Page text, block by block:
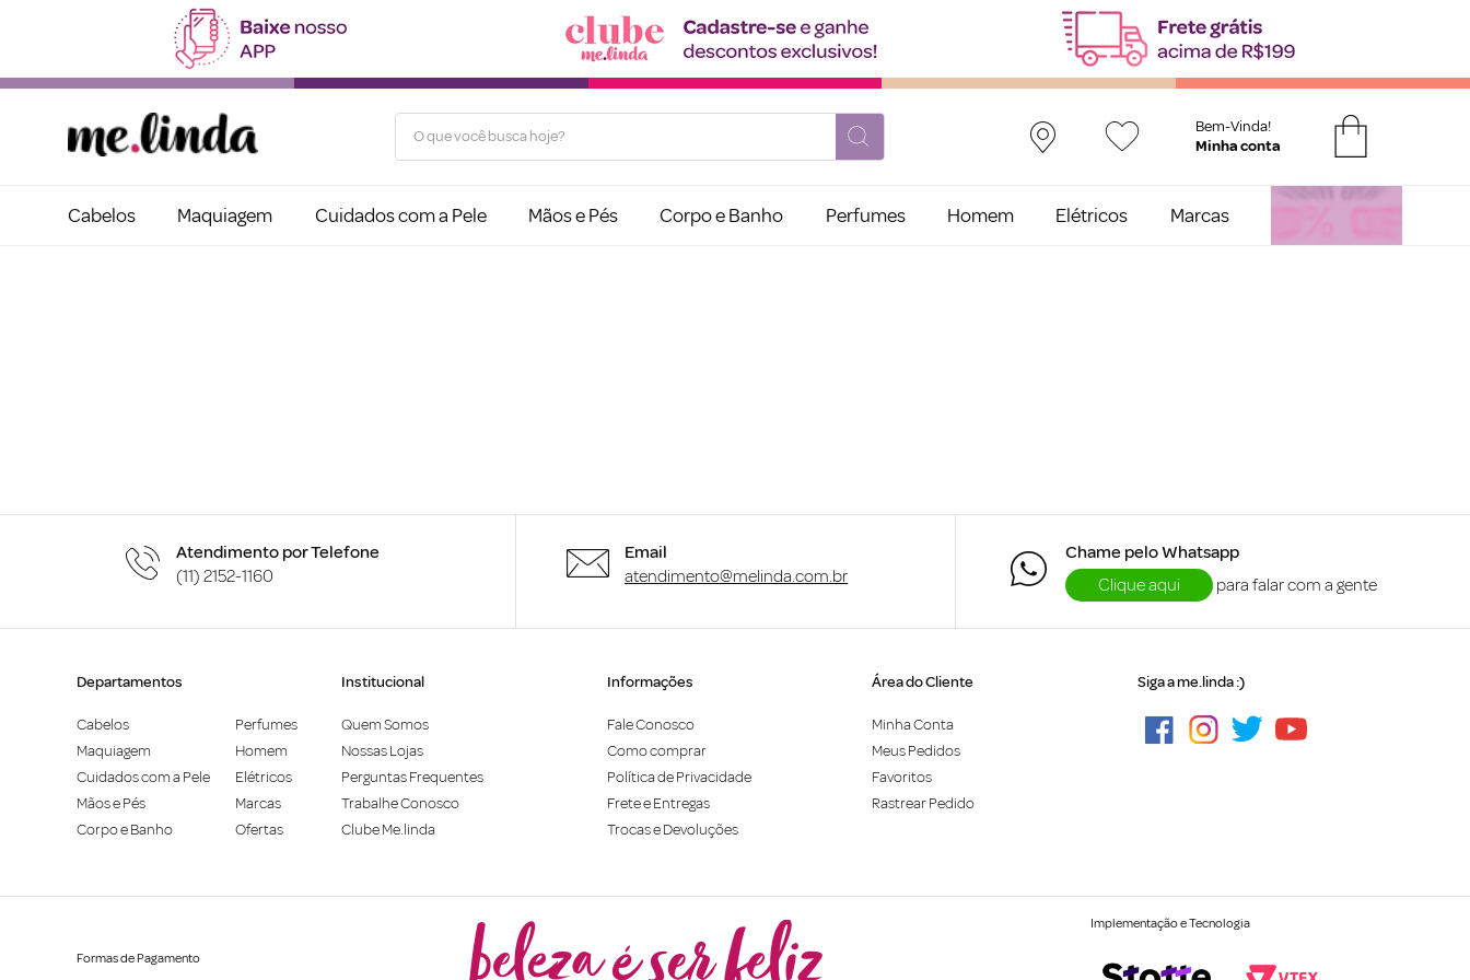
O que você busca hoje? Bem-Vinda!
Cabelos Maquiagem Cuidados com a Pele Mãos e Pés Corpo e Banho Perfumes Homem Elétricos Marcas
Atendimento por Telefone
(11) 2152-1160
Email
atendimento@melinda.com.br
Chame pelo Whatsapp
Clique aqui
para falar com a gente
Departamentos
Cabelos
Maquiagem
Cuidados com a Pele
Mãos e Pés
Corpo e Banho
Perfumes
Homem
Elétricos
Marcas
Ofertas
Institucional
Quem Somos
Nossas Lojas
Perguntas Frequentes
Trabalhe Conosco
Clube Me.linda
Informações
Fale Conosco
Como comprar
Política de Privacidade
Frete e Entregas
Trocas e Devoluções
Área do Cliente
Minha Conta
Meus Pedidos
Favoritos
Rastrear Pedido
Siga a me.linda :)
Formas de Pagamento
Implementação e Tecnologia